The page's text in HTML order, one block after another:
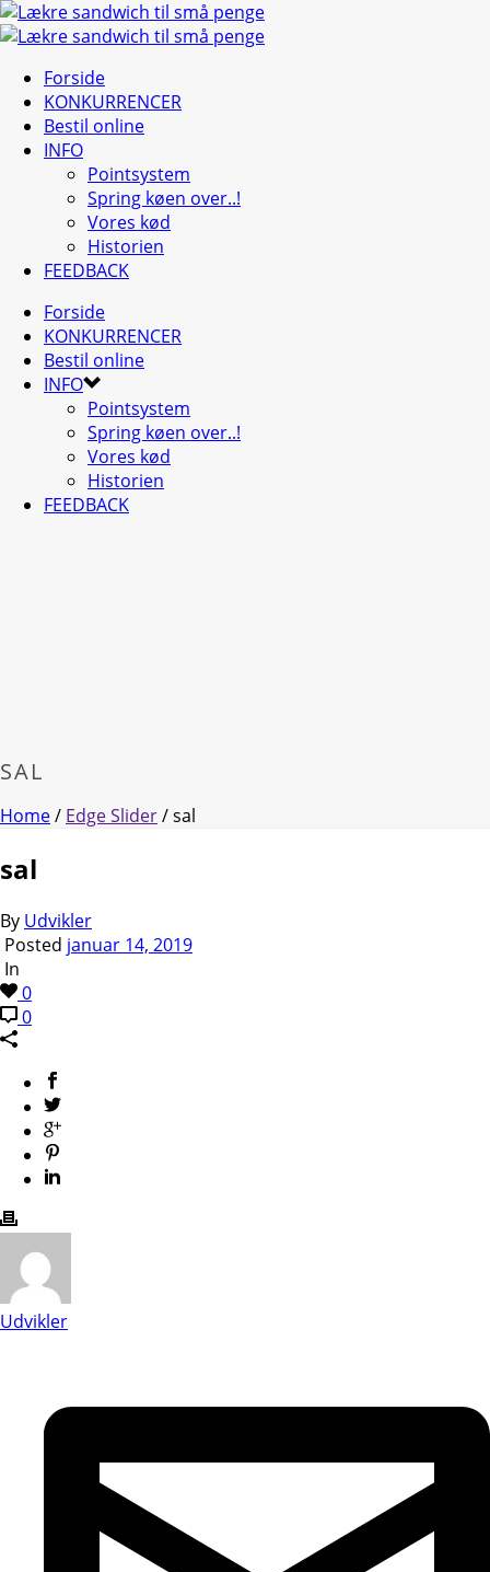
Forside
KONKURRENCER
Bestil online
INFO
Pointsystem
Spring køen over..!
Vores kød
Historien
FEEDBACK
Forside
KONKURRENCER
Bestil online
INFO
Pointsystem
Spring køen over..!
Vores kød
Historien
FEEDBACK
SAL
Home/ Edge Slider/ sal
sal
By Udvikler
Posted januar 14, 2019
In
0
0
Udvikler